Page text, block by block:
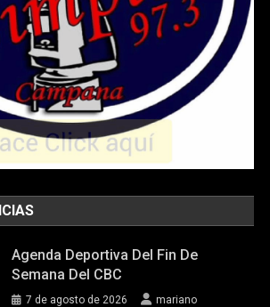
Agenda Deportiva Del Fin De
Semana Del CBC
7 de agosto de 2026 mariano